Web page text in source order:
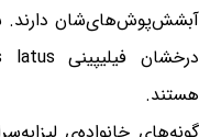
آبشش‌پوش‌های‌شان دارند.
هستند.